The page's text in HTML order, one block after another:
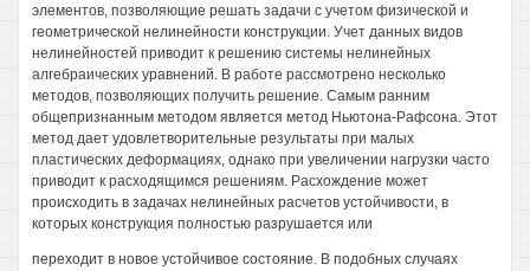
элементов, позволяющие решать задачи с учетом физической и
геометрической нелинейности конструкции. Учет данных видов
нелинейностей приводит к решению системы нелинейных
алгебраических уравнений. В работе рассмотрено несколько
методов, позволяющих получить решение. Самым ранним
общепризнанным методом является метод Ньютона-Рафсона. Этот
метод дает удовлетворительные результаты при малых
пластических деформациях, однако при увеличении нагрузки часто
приводит к расходящимся решениям. Расхождение может
происходить в задачах нелинейных расчетов устойчивости, в
которых конструкция полностью разрушается или
переходит в новое устойчивое состояние. В подобных случаях